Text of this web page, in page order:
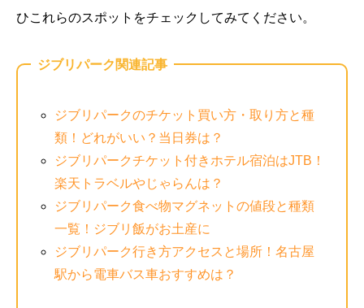
ひこれらのスポットをチェックしてみてください。
ジブリパーク関連記事
ジブリパークのチケット買い方・取り方と種
類！どれがいい？当日券は？
ジブリパークチケット付きホテル宿泊はJTB！
楽天トラベルやじゃらんは？
ジブリパーク食べ物マグネットの値段と種類
一覧！ジブリ飯がお土産に
ジブリパーク行き方アクセスと場所！名古屋
駅から電車バス車おすすめは？